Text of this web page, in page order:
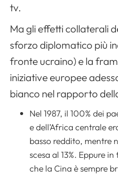
tv.
Ma gli effetti collaterali
sforzo diplomatico più
fronte ucraino) e la
iniziative europee
bianco nel rapporto
Nel 1987, il 100% dei
e dell’Africa centrale
basso reddito, mentre
scesa al 13%. Eppure
che la Cina è sempre